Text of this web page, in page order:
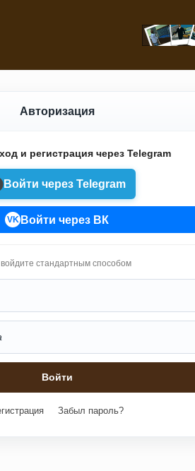
Авторизация
и регистрация через Telegram
Войти через Telegram
VK Войти через ВК
стандартным способом
Забыл пароль?